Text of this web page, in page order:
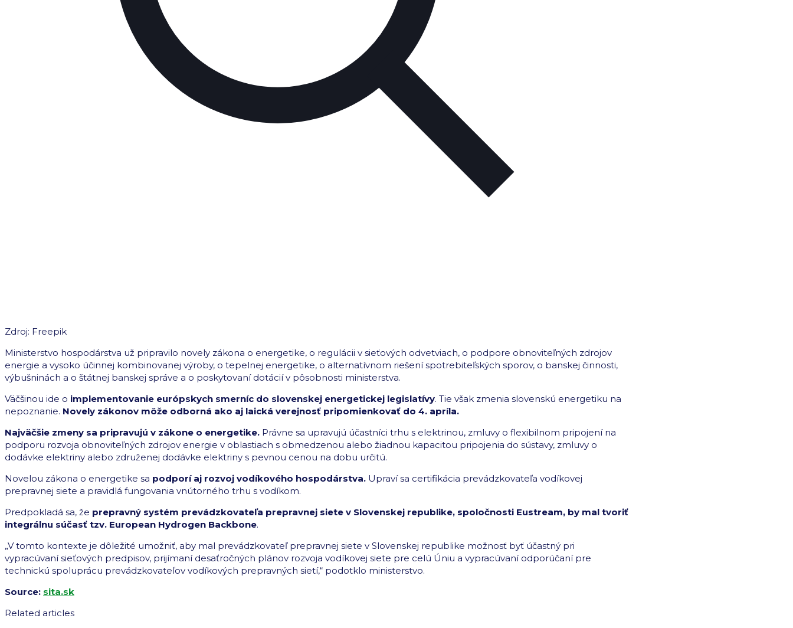
Zdroj: Freepik
Ministerstvo hospodárstva už pripravilo novely zákona o energetike, o regulácii v sieťových odvetviach, o podpore obnoviteľných zdrojov
energie a vysoko účinnej kombinovanej výroby, o tepelnej energetike, o alternatívnom riešení spotrebiteľských sporov, o banskej činnosti,
výbušninách a o štátnej banskej správe a o poskytovaní dotácií v pôsobnosti ministerstva.
Väčšinou ide o implementovanie európskych smerníc do slovenskej energetickej legislatívy. Tie však zmenia slovenskú energetiku na
nepoznanie. Novely zákonov môže odborná ako aj laická verejnosť pripomienkovať do 4. apríla.
Najväčšie zmeny sa pripravujú v zákone o energetike. Právne sa upravujú účastníci trhu s elektrinou, zmluvy o flexibilnom pripojení na
podporu rozvoja obnoviteľných zdrojov energie v oblastiach s obmedzenou alebo žiadnou kapacitou pripojenia do sústavy, zmluvy o
dodávke elektriny alebo združenej dodávke elektriny s pevnou cenou na dobu určitú.
Novelou zákona o energetike sa podporí aj rozvoj vodíkového hospodárstva. Upraví sa certifikácia prevádzkovateľa vodíkovej
prepravnej siete a pravidlá fungovania vnútorného trhu s vodíkom.
Predpokladá sa, že prepravný systém prevádzkovateľa prepravnej siete v Slovenskej republike, spoločnosti Eustream, by mal tvoriť
integrálnu súčasť tzv. European Hydrogen Backbone.
„V tomto kontexte je dôležité umožniť, aby mal prevádzkovateľ prepravnej siete v Slovenskej republike možnosť byť účastný pri
vypracúvaní sieťových predpisov, prijímaní desaťročných plánov rozvoja vodíkovej siete pre celú Úniu a vypracúvaní odporúčaní pre
technickú spoluprácu prevádzkovateľov vodíkových prepravných sietí,“ podotklo ministerstvo.
Source: sita.sk
Related articles